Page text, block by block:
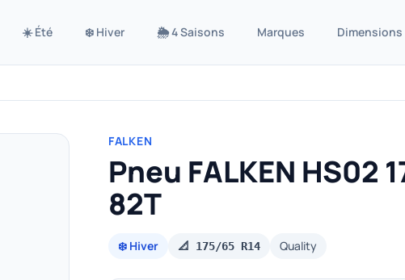
☀️ Été ❄️ Hiver 🌦️ 4 Saisons Marques Dimensions
FALKEN
Pneu FALKEN HS02
82T
❄️ Hiver 📐 175/65 R14 Quality